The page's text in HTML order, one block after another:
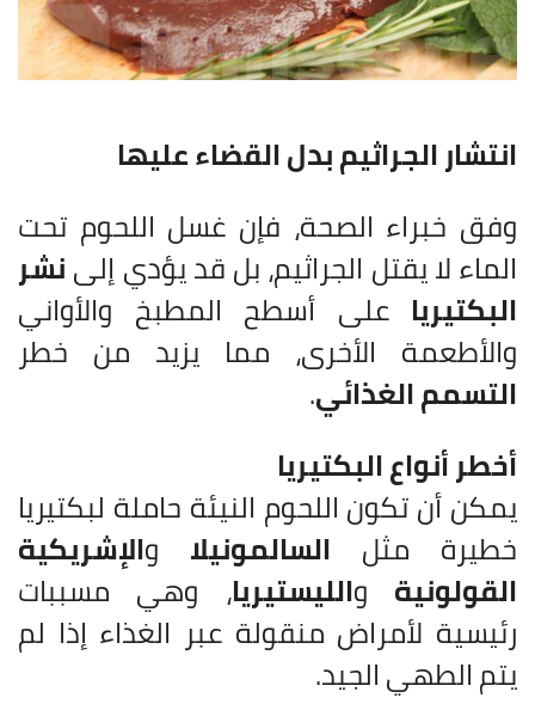
انتشار الجراثيم بدل القضاء عليها
وفق خبراء الصحة، فإن غسل اللحوم تحت
الماء لا يقتل الجراثيم، بل قد يؤدي إلىنشر
البكتيريا على أسطح المطبخ والأواني
والأطعمة الأخرى، مما يزيد من خطر
التسمم الغذائي.
أخطر أنواع البكتيريا
يمكن أن تكون اللحوم النيئة حاملة لبكتيريا
خطيرة مثل السالمونيلا والإشريكية
القولونية والليستيريا، وهي مسببات
رئيسية لأمراض منقولة عبر الغذاء إذا لم
يتم الطهي الجيد.